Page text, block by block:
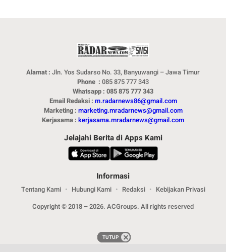
Alamat : Jln. Yos Sudarso No. 33, Banyuwangi – Jawa Timur
Phone : 085 875 777 343
Whatsapp : 085 875 777 343
Email Redaksi : m.radarnews86@gmail.com
Marketing : marketing.mradarnews@gmail.com
Kerjasama : kerjasama.mradarnews@gmail.com
Jelajahi Berita di Apps Kami
Informasi
Tentang Kami Hubungi Kami Redaksi
Kebijakan Privasi
Copyright © 2018 – 2026. ACGroups. All rights reserved
TUTUP
TUTUP
TUTUP
TUTUP
TUTUP
TUTUP
TUTUP
TUTUP
TUTUP
TUTUP